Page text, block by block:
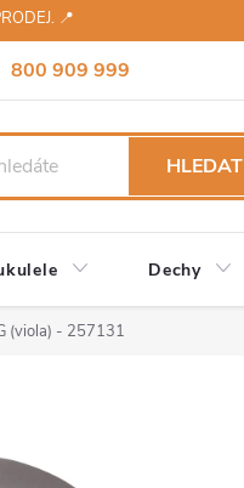
📍
800 909 999
Reklamace
HLEDAT
Dechy
(viola) - 257131